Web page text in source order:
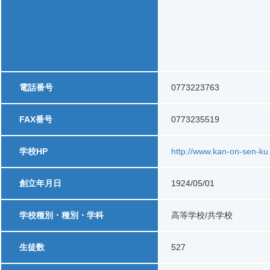
電話番号 0773223763
FAX番号 0773235519
学校HP http://www.kan-on-sen-
創立年月日 1924/05/01
学校種別・種別・学科 高等学校/共学校
生徒数 527